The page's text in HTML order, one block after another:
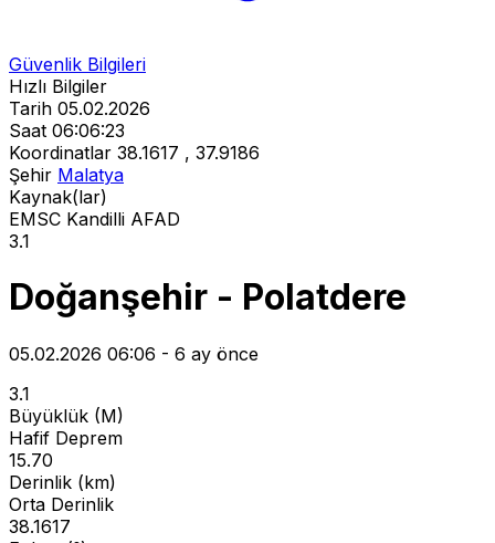
Güvenlik Bilgileri
Hızlı Bilgiler
Tarih 05.02.2026
Saat 06:06:23
Koordinatlar 38.1617 , 37.9186
Şehir Malatya
Kaynak(lar)
EMSC Kandilli AFAD
3.1
Doğanşehir - Polatdere
05.02.2026 06:06 - 6 ay önce
3.1
Büyüklük (M)
Hafif Deprem
15.70
Derinlik (km)
Orta Derinlik
38.1617